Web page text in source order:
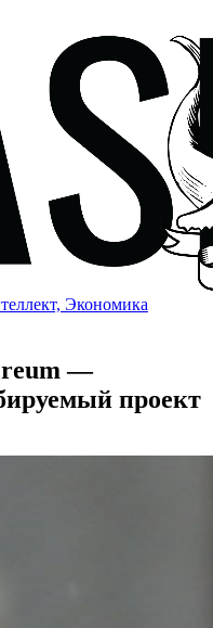
Экономика
—
проект